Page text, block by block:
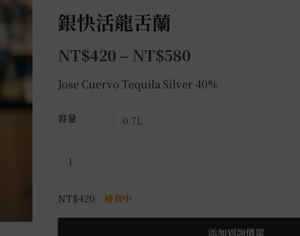
銀快活龍舌蘭
NT$420 – NT$580
Jose Cuervo Tequila Silver 40%
容量
NT$420 補貨中
龍
舌
添加到詢價單